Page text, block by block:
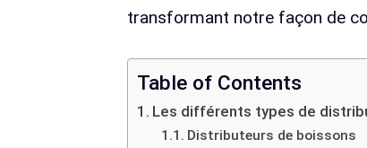
transformant notre façon de
Table of Contents
Les différents types de
Distributeurs de boissons